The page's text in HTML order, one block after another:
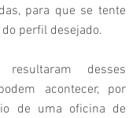
para que se tente
perfil desejado.
resultaram desses
acontecer, por
de uma oficina de